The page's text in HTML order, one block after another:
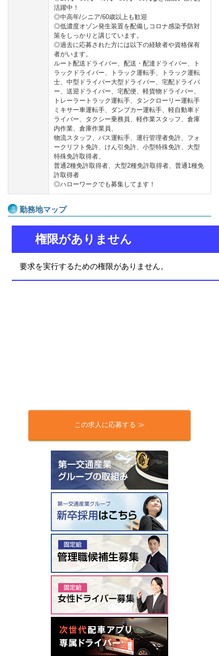
活躍中！
◎中高年/シニア/60歳以上も歓迎
◎低濃度オゾン発生装置を配備しコロナ感染予防対
策をしっかりと講じています。
◎過去に応募された方には以下の経験者や資格保有
者がいます。
ルート配送ドライバー、配送・配達ドライバー、ト
ラックドライバー、トラック運転手、トラック運転
士、中型ドライバー大型ドライバー、宅配ドライバ
ー、送迎ドライバー、宅配便、軽貨物ドライバー、
トレーラートラック運転手、タンクローリー運転手
ミキサー車運転手、ダンプカー運転手、軽自動車ド
ライバー、タクシー乗務員、軽作業スタッフ、倉庫
内作業、倉庫作業員、
物流スタッフ、バス運転手、運行管理者免許、フォ
ークリフト免許、けん引免許、小型特殊免許、大型
特殊免許取得者、
普通2種免許取得者、大型2種免許取得者、普通1種免
許取得者
◎ハローワークでも募集してます！
勤務地マップ
この求人に応募する ≫